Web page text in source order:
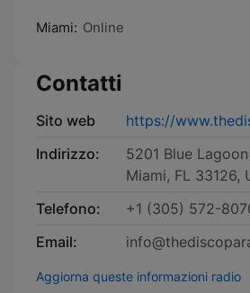
Miami: Online
Contatti
Sito web
https://
Indirizzo:
5201 Blue
Miami, FL 33126,
Telefono:
+1 (305) 572-
Email:
Aggiorna queste informazioni radio